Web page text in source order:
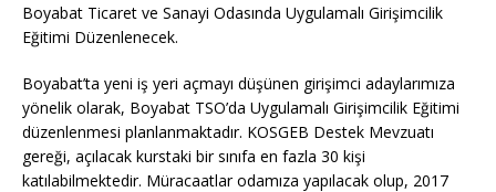
Boyabat Ticaret ve Sanayi Odasında Uygulamalı Girişimcilik
Eğitimi Düzenlenecek.
Boyabat’ta yeni iş yeri açmayı düşünen girişimci adaylarımıza
yönelik olarak, Boyabat TSO’da Uygulamalı Girişimcilik Eğitimi
düzenlenmesi planlanmaktadır. KOSGEB Destek Mevzuatı
gereği, açılacak kurstaki bir sınıfa en fazla 30 kişi
katılabilmektedir. Müracaatlar odamıza yapılacak olup, 2017